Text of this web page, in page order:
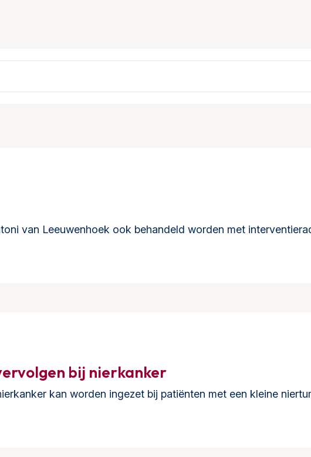
van Leeuwenhoek ook behandeld worden met
bij nierkanker
kan worden ingezet bij patiënten met een kleine